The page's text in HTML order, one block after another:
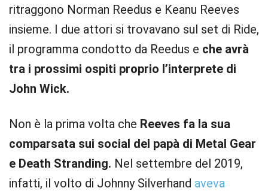
ritraggono Norman Reedus e Keanu Reeves
insieme. I due attori si trovavano sul set di Ride,
il programma condotto da Reedus e che avrà
tra i prossimi ospiti proprio l’interprete di
John Wick.
Non è la prima volta che Reeves fa la sua
comparsata sui social del papà di Metal Gear
e Death Stranding. Nel settembre del 2019,
infatti, il volto di Johnny Silverhand aveva